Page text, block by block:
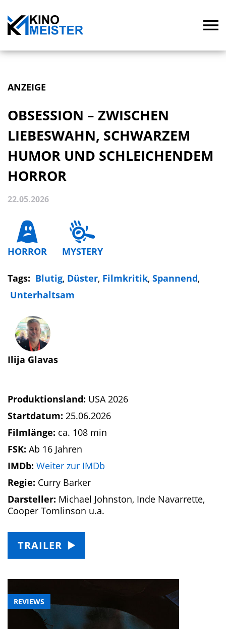
ANZEIGE
REVIEWS
OBSESSION – ZWISCHEN
LIEBESWAHN, SCHWARZEM
HUMOR UND SCHLEICHENDEM
HORROR
22.05.2026
HORROR MYSTERY
Tags: Blutig, Düster, Filmkritik, Spannend,
Unterhaltsam
Ilija Glavas
Produktionsland: USA 2026
Startdatum: 25.06.2026
Filmlänge: ca. 108 min
FSK: Ab 16 Jahren
IMDb: Weiter zur IMDb
Regie: Curry Barker
Darsteller: Michael Johnston, Inde Navarrette,
Cooper Tomlinson u.a.
TRAILER